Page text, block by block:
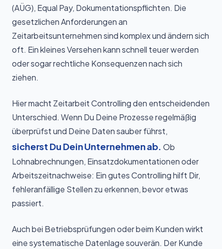
(AÜG), Equal Pay, Dokumentationspflichten. Die
gesetzlichen Anforderungen an
Zeitarbeitsunternehmen sind komplex und ändern sich
oft. Ein kleines Versehen kann schnell teuer werden
oder sogar rechtliche Konsequenzen nach sich
ziehen.
Hier macht Zeitarbeit Controlling den entscheidenden
Unterschied. Wenn Du Deine Prozesse regelmäßig
überprüfst und Deine Daten sauber führst,
sicherst Du Dein Unternehmen ab. Ob
Lohnabrechnungen, Einsatzdokumentationen oder
Arbeitszeitnachweise: Ein gutes Controlling hilft Dir,
fehleranfällige Stellen zu erkennen, bevor etwas
passiert.
Auch bei Betriebsprüfungen oder beim Kunden wirkt
eine systematische Datenlage souverän. Der Kunde